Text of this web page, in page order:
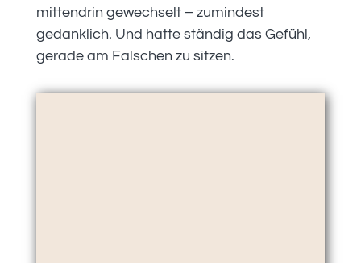
mittendrin gewechselt – zumindest
gedanklich. Und hatte ständig das Gefühl,
gerade am Falschen zu sitzen.